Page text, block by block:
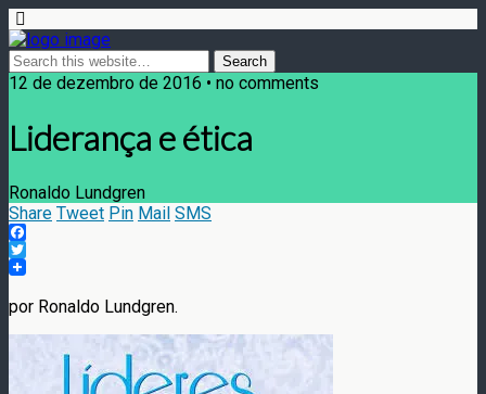
12 de dezembro de 2016 • no comments
Liderança e ética
Ronaldo Lundgren
Share Tweet Pin Mail SMS
Facebook
Twitter
por Ronaldo Lundgren.